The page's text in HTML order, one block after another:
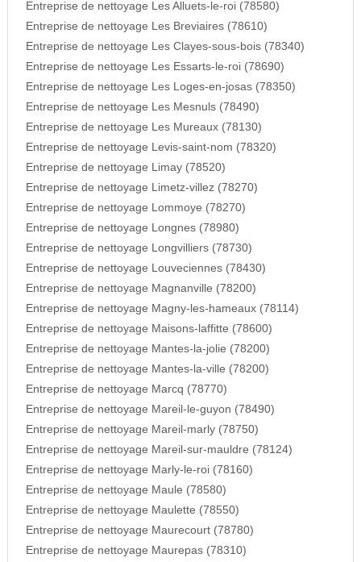
Entreprise de nettoyage Les Alluets-le-roi (78580)
Entreprise de nettoyage Les Breviaires (78610)
Entreprise de nettoyage Les Clayes-sous-bois (78340)
Entreprise de nettoyage Les Essarts-le-roi (78690)
Entreprise de nettoyage Les Loges-en-josas (78350)
Entreprise de nettoyage Les Mesnuls (78490)
Entreprise de nettoyage Les Mureaux (78130)
Entreprise de nettoyage Levis-saint-nom (78320)
Entreprise de nettoyage Limay (78520)
Entreprise de nettoyage Limetz-villez (78270)
Entreprise de nettoyage Lommoye (78270)
Entreprise de nettoyage Longnes (78980)
Entreprise de nettoyage Longvilliers (78730)
Entreprise de nettoyage Louveciennes (78430)
Entreprise de nettoyage Magnanville (78200)
Entreprise de nettoyage Magny-les-hameaux (78114)
Entreprise de nettoyage Maisons-laffitte (78600)
Entreprise de nettoyage Mantes-la-jolie (78200)
Entreprise de nettoyage Mantes-la-ville (78200)
Entreprise de nettoyage Marcq (78770)
Entreprise de nettoyage Mareil-le-guyon (78490)
Entreprise de nettoyage Mareil-marly (78750)
Entreprise de nettoyage Mareil-sur-mauldre (78124)
Entreprise de nettoyage Marly-le-roi (78160)
Entreprise de nettoyage Maule (78580)
Entreprise de nettoyage Maulette (78550)
Entreprise de nettoyage Maurecourt (78780)
Entreprise de nettoyage Maurepas (78310)